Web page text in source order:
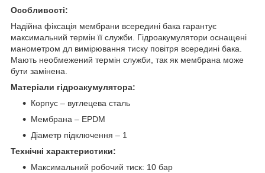
Особливості:
Надійна фіксація мембрани всередині бака гарантує
максимальний термін її служби. Гідроакумулятори оснащені
манометром дл вимірювання тиску повітря всередині бака.
Мають необмежений термін служби, так як мембрана може
бути замінена.
Матеріали гідроакумулятора:
Корпус – вуглецева сталь
Мембрана – EPDM
Діаметр підключення – 1
Технічні характеристики:
Максимальний робочий тиск: 10 бар